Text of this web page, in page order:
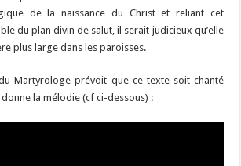
de la naissance du Christ et reliant cet
du plan divin de salut, il serait judicieux qu’elle
plus large dans les paroisses.
Martyrologe prévoit que ce texte soit chanté
la mélodie (cf ci-dessous) :